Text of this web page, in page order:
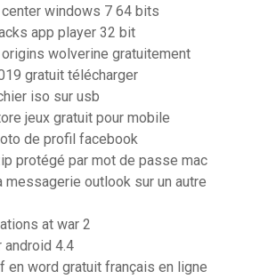
windows 7 64 bits
app player 32 bit
wolverine gratuitement
gratuit télécharger
iso sur usb
jeux gratuit pour mobile
de profil facebook
protégé par mot de passe mac
messagerie outlook sur un autre
at war 2
4.4
en word gratuit français en ligne